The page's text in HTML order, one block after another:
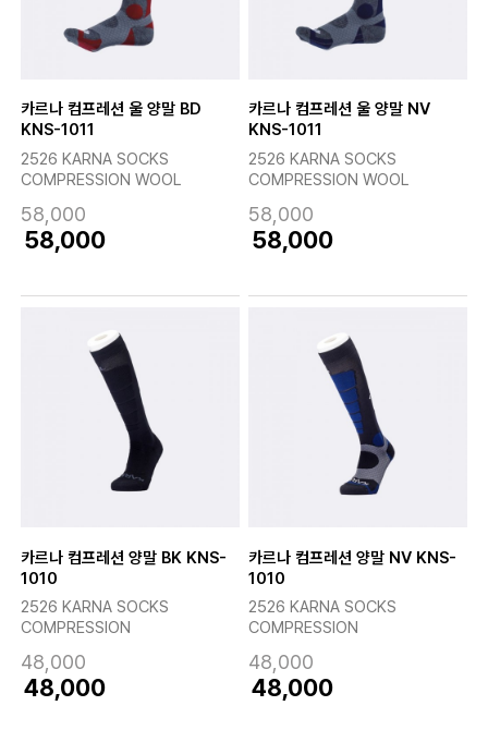
카르나 컴프레션 울 양말 BD
KNS-1011
2526 KARNA SOCKS
COMPRESSION WOOL
58,000
58,000
카르나 컴프레션 울 양말 NV
KNS-1011
2526 KARNA SOCKS
COMPRESSION WOOL
58,000
58,000
카르나 컴프레션 양말 BK KNS-
1010
2526 KARNA SOCKS
COMPRESSION
48,000
48,000
카르나 컴프레션 양말 NV KNS-
1010
2526 KARNA SOCKS
COMPRESSION
48,000
48,000